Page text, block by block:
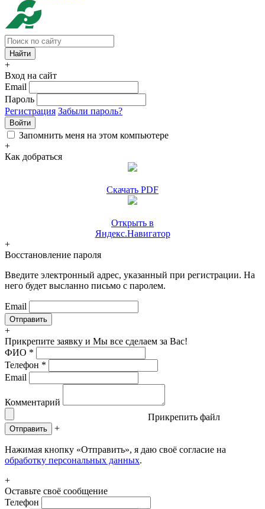
+
Вход на сайт
Email
Пароль
Регистрация Забыли пароль?
Войти
Запомнить меня на этом компьютере
+
Как добраться
Скачать PDF
Открыть в
Яндекс.Навигатор
+
Восстановление пароля
Введите электронный адрес, указанный при регистрации. На
него будет высланно письмо с паролем.
Email
+
Прикрепите заявку и Мы все сделаем за Вас!
ФИО *
Телефон *
Email
Комментарий
Прикрепить файл
Отправить +
Нажимая кнопку «Отправить», я даю своё согласие на
обработку персональных данных.
+
Оставьте своё сообщение
Телефон